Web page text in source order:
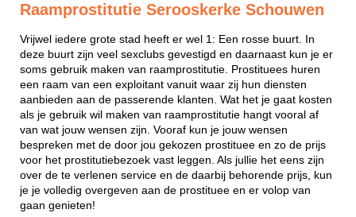
Raamprostitutie Serooskerke Schouwen
Vrijwel iedere grote stad heeft er wel 1: Een rosse buurt. In
deze buurt zijn veel sexclubs gevestigd en daarnaast kun je er
soms gebruik maken van raamprostitutie. Prostituees huren
een raam van een exploitant vanuit waar zij hun diensten
aanbieden aan de passerende klanten. Wat het je gaat kosten
als je gebruik wil maken van raamprostitutie hangt vooral af
van wat jouw wensen zijn. Vooraf kun je jouw wensen
bespreken met de door jou gekozen prostituee en zo de prijs
voor het prostitutiebezoek vast leggen. Als jullie het eens zijn
over de te verlenen service en de daarbij behorende prijs, kun
je je volledig overgeven aan de prostituee en er volop van
gaan genieten!